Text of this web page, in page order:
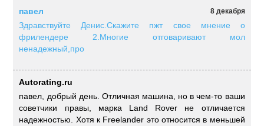
8 декабря
павел
Здравствуйте Денис.Скажите пжт свое мнение о
фрилендере 2.Многие отговаривают мол
ненадежный,про
Autorating.ru
павел, добрый день. Отличная машина, но в чем-то ваши
советчики правы, марка Land Rover не отличается
надежностью. Хотя к Freelander это относится в меньшей